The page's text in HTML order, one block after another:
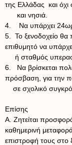
της Ελλάδας και όχι
και νησιά.
4. Να υπάρχει
5. Το ξενοδοχείο θα
επιθυμητό να
ή σταθμός
6. Να βρίσκεται
πρόσβαση, για την
σε σχολικό
Επίσης
Α. Ζητείται
καθημερινή
επιστροφή τους στο